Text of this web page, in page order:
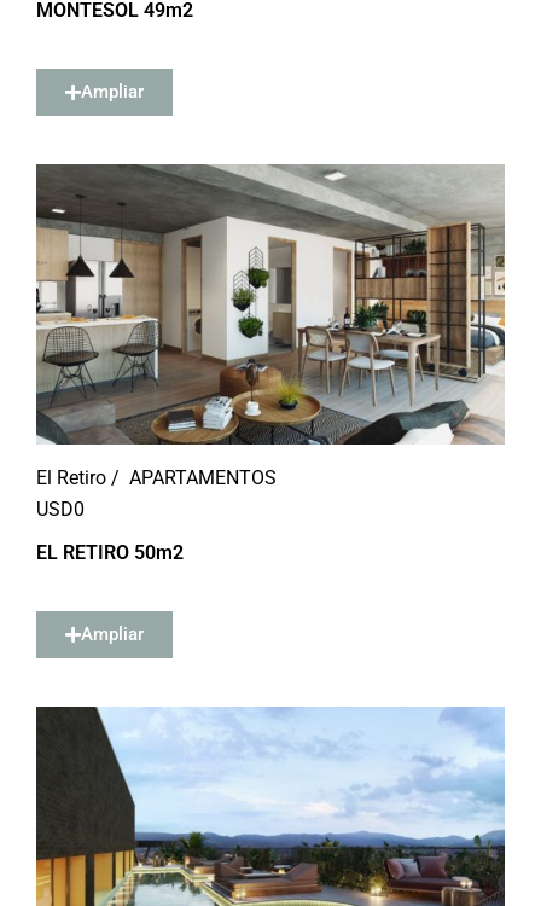
MONTESOL 49m2
Ampliar
El Retiro / APARTAMENTOS
USD0
EL RETIRO 50m2
Ampliar